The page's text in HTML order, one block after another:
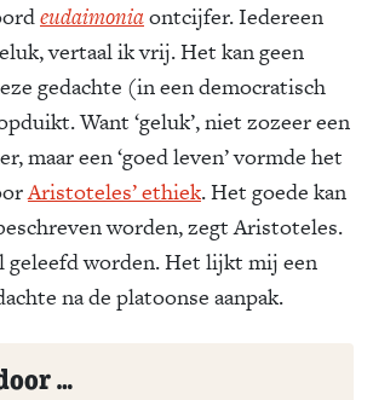
eudaimoniaontcijfer. Iedereen
vertaal ik vrij. Het kan geen
gedachte (in een democratisch
Want ‘geluk’, niet zozeer een
maar een ‘goed leven’ vormde het
Aristoteles’ ethiek. Het goede kan
worden, zegt Aristoteles.
geleefd worden. Het lijkt mij een
na de platoonse aanpak.
…